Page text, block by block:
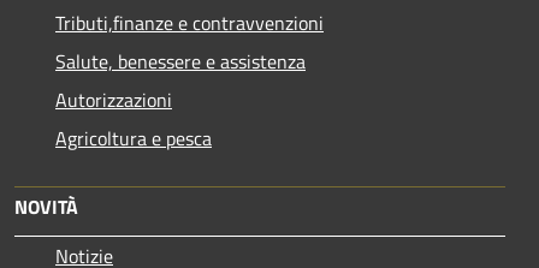
Tributi,finanze e contravvenzioni
Salute, benessere e assistenza
Autorizzazioni
Agricoltura e pesca
NOVITÀ
Notizie